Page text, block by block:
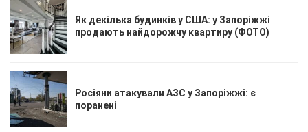
Як декілька будинків у США: у Запоріжжі
продають найдорожчу квартиру (ФОТО)
Росіяни атакували АЗС у Запоріжжі: є
поранені